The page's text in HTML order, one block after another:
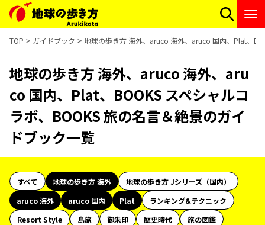
TOP ガイドブック 地球の歩き方 海外、aruco 海外、aruco 国内、Plat、
地球の歩き方 海外、aruco 海外、aru
co 国内、Plat、BOOKS スペシャルコ
ラボ、BOOKS 旅の名言＆絶景のガイ
ドブック一覧
すべて 地球の歩き方 海外
地球の歩き方 Jシリーズ（国内）
aruco 海外
aruco 国内 Plat
ランキング&テクニック
Resort Style
島旅 御朱印 歴史時代
旅の図鑑